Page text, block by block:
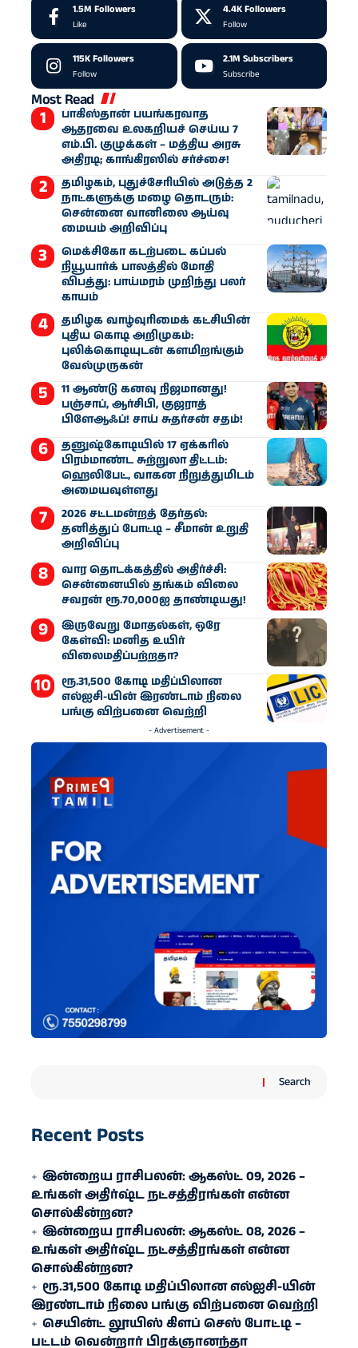
1.5M Followers
Like
4.4K Followers
Follow
115KFollowers
Follow
2.1M Subscribers
Subscribe
Most Read
பாகிஸ்தான் பயங்கரவாத
ஆதரவை உலகறியச் செய்ய 7
எம்.பி. குழுக்கள் – மத்திய அரசு
அதிரடி; காங்கிரஸில் சர்ச்சை!
தமிழகம், புதுச்சேரியில் அடுத்த 2
நாட்களுக்கு மழை தொடரும்:
சென்னை வானிலை ஆய்வு
மையம் அறிவிப்பு
மெக்சிகோ கடற்படை கப்பல்
நியூயார்க் பாலத்தில் மோதி
விபத்து: பாய்மரம் முறிந்து பலர்
காயம்
தமிழக வாழ்வுரிமைக் கட்சியின்
புதிய கொடி அறிமுகம்:
புலிக்கொடியுடன் களமிறங்கும்
வேல்முருகன்
11 ஆண்டு கனவு நிஜமானது!
பஞ்சாப், ஆர்சிபி, குஜராத்
பிளேஆஃப்! சாய் சுதர்சன் சதம்!
தனுஷ்கோடியில் 17 ஏக்கரில்
பிரம்மாண்ட சுற்றுலா திட்டம்:
ஹெலிபேட், வாகன நிறுத்துமிடம்
அமையவுள்ளது
2026 சட்டமன்றத் தேர்தல்:
தனித்துப் போட்டி – சீமான் உறுதி
அறிவிப்பு
வார தொடக்கத்தில் அதிர்ச்சி:
சென்னையில் தங்கம் விலை
சவரன் ரூ.70,000ஐ தாண்டியது!
இருவேறு மோதல்கள், ஒரே
கேள்வி: மனித உயிர்
விலைமதிப்பற்றதா?
ரூ.31,500 கோடி மதிப்பிலான
எல்ஐசி-​யின் இரண்​டாம் நிலை
பங்கு விற்பனை வெற்றி
- Advertisement -
Search
Recent Posts
இன்றைய ராசிபலன்: ஆகஸ்ட் 09, 2026 –
உங்கள் அதிர்ஷ்ட நட்சத்திரங்கள் என்ன
சொல்கின்றன?
இன்றைய ராசிபலன்: ஆகஸ்ட் 08, 2026 –
உங்கள் அதிர்ஷ்ட நட்சத்திரங்கள் என்ன
சொல்கின்றன?
ரூ.31,500 கோடி மதிப்பிலான எல்ஐசி-​யின்
இரண்​டாம் நிலை பங்கு விற்பனை வெற்றி
செயின்ட் லூயிஸ் கிளப் செஸ் போட்டி –
பட்டம் வென்றார் பிரக்ஞானந்தா